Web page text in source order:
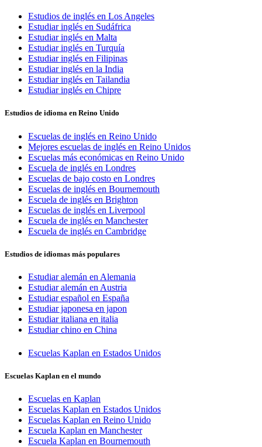
Estudios de inglés en Los Angeles
Estudiar inglés en Sudáfrica
Estudiar inglés en Malta
Estudiar inglés en Turquía
Estudiar inglés en Filipinas
Estudiar inglés en la India
Estudiar inglés en Tailandia
Estudiar inglés en Chipre
Estudios de idioma en Reino Unido
Escuelas de inglés en Reino Unido
Mejores escuelas de inglés en Reino Unidos
Escuelas más económicas en Reino Unido
Escuela de inglés en Londres
Escuelas de bajo costo en Londres
Escuelas de inglés en Bournemouth
Escuela de inglés en Brighton
Escuelas de inglés en Liverpool
Escuela de inglés en Manchester
Escuela de inglés en Cambridge
Estudios de idiomas más populares
Estudiar alemán en Alemania
Estudiar alemán en Austria
Estudiar español en España
Estudiar japonesa en japon
Estudiar italiana en italia
Estudiar chino en China
Escuelas Kaplan en Estados Unidos
Escuelas Kaplan en el mundo
Escuelas en Kaplan
Escuelas Kaplan en Estados Unidos
Escuelas Kaplan en Reino Unido
Escuela Kaplan en Manchester
Escuela Kaplan en Bournemouth